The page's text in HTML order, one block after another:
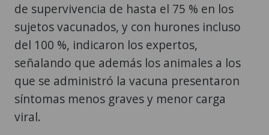
de supervivencia de hasta el 75 % en los
sujetos vacunados, y con hurones incluso
del 100 %, indicaron los expertos,
señalando que además los animales a los
que se administró la vacuna presentaron
síntomas menos graves y menor carga
viral.